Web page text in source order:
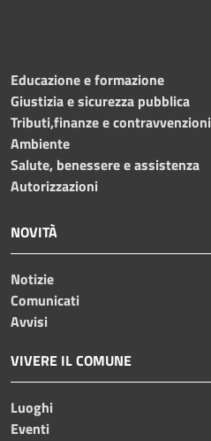
Educazione e formazione
Giustizia e sicurezza pubblica
Tributi,finanze e contravvenzioni
Ambiente
Salute, benessere e assistenza
Autorizzazioni
NOVITÀ
Notizie
Comunicati
Avvisi
VIVERE IL COMUNE
Luoghi
Eventi